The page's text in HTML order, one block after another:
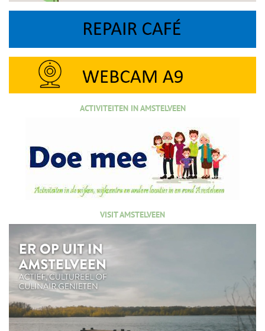
ACTIVITEITEN IN AMSTELVEEN
VISIT AMSTELVEEN